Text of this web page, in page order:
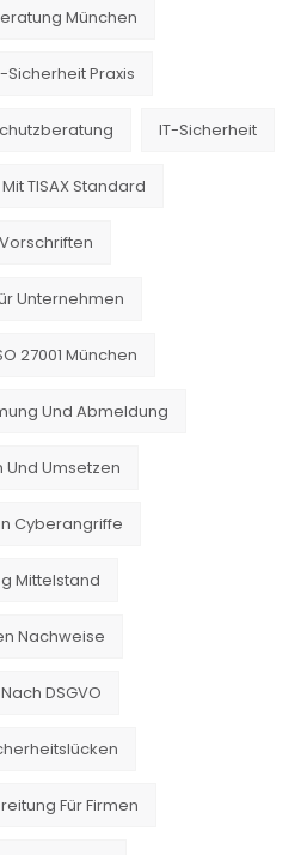
München
Sicherheit Praxis
IT-Sicherheit
TISAX Standard
Unternehmen
27001 München
Und Abmeldung
Und Umsetzen
Cyberangriffe
Mittelstand
Nachweise
DSGVO
Für Firmen